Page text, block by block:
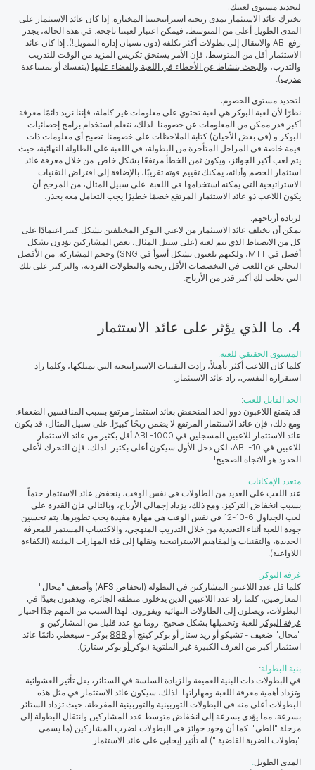
لتحديد مستوى لعبتك.
يخبرك عائد الاستثمار بمدى ربحية استراتيجيتنا المختارة. إذا كان عائد الاستثمار على
المدى الطويل أعلى من المتوسط، فيمكن اعتبار لعبتنا ناجحة. في هذه الحالة، يجدر
رفع ABI والانتقال إلى بطولات أكثر تكلفة (دون نسيان إدارة التمويل!). إذا كان عائد
الاستثمار أقل من المتوسط، فإن الأمر يستحق تكريس المزيد من الوقت للتدريب
والتدرب، والبحث بنشاط عن الأخطاء في اللعبة والقضاء عليها (بنفسك أو بمساعدة
مدرب).
لتحديد مستوى الخصوم.
نظرًا لأن لعبة البوكر هي لعبة تحتوي على معلومات غير كاملة، فإننا نريد دائمًا معرفة
أكبر قدر ممكن من المعلومات عن خصومنا. لذلك، نتعلم استخدام برامج إحصائيات
البوكر و (في بعض الأحيان) كتابة الملاحظات على خصومنا. تصبح أي معلومات ذات
قيمة خاصة في المراحل المتأخرة من البطولة، في اللعبة على الطاولة النهائية، حيث
يتم لعب أكبر الجوائز، ويكون ثمن الخطأ مرتفعًا بشكل خاص. من خلال معرفة عائد
استثمار الخصم وأدائه، يمكنك تقييم قوته تقريبًا، بالإضافة إلى افتراض التقنيات
الاستراتيجية التي يمكنه استخدامها في اللعبة. على سبيل المثال، من المرجح أن
يكون اللاعب ذو عائد الاستثمار المرتفع خصمًا خطيرًا يجب التعامل معه بحذر.
لزيادة أرباحهم.
يمكن أن يختلف عائد الاستثمار من لاعبي البوكر المختلفين بشكل كبير اعتمادًا على
كل من الانضباط الذي يتم لعبه (على سبيل المثال، بعض المشاركين يؤدون بشكل
أفضل في MTT، ولكنهم يلعبون بشكل أسوأ في SNG) وحجم المشاركة. من الأفضل
التخلي عن اللعب في التخصصات الأقل ربحية والبطولات الفردية، والتركيز على تلك
التي تجلب لك أكبر قدر من الأرباح.
4. ما الذي يؤثر على عائد الاستثمار
المستوى الحقيقي للعبة.
كلما كان اللاعب أكثر تأهيلاً، زادت التقنيات الاستراتيجية التي يمتلكها، وكلما زاد
استقراره النفسي، زاد عائد الاستثمار.
الحد القابل للعب:
قد يتمتع اللاعبون ذوو الحد المنخفض بعائد استثمار مرتفع بسبب المنافسين الضعفاء.
ومع ذلك، فإن عائد الاستثمار المرتفع لا يضمن ربحًا كبيرًا. على سبيل المثال، قد يكون
عائد الاستثمار للاعبين المسجلين في ABI -1000 أقل بكثير من عائد الاستثمار
للاعبين في ABI -10، لكن دخل الأول سيكون أعلى بكثير. لذلك، فإن التحرك لأعلى
الحدود هو الاتجاه الصحيح!
متعدد الإمكانات.
عند اللعب على العديد من الطاولات في نفس الوقت، ينخفض عائد الاستثمار حتماً
بسبب انخفاض التركيز. ومع ذلك، يزداد إجمالي الأرباح، وبالتالي فإن القدرة على
لعب الجداول 6-10-12 في نفس الوقت هي مهارة مفيدة يجب تطويرها. يتم تحسين
جودة اللعبة أثناء التعددية من خلال التدريب المنهجي، والاكتساب المستمر للمعرفة
الجديدة، والتقنيات والمفاهيم الاستراتيجية ونقلها إلى فئة المهارات المثبتة (الكفاءة
اللاواعية).
غرفة البوكر.
كلما قل عدد اللاعبين المشاركين في البطولة (انخفاض AFS) وأضعف "مجال"
المعارضين، كلما زاد عدد اللاعبين الذين يدخلون منطقة الجائزة، ويذهبون بعيدًا في
البطولات، ويصلون إلى الطاولات النهائية ويفوزون. لهذا السبب من المهم جدًا اختيار
غرفة البوكر للعبة وتحميلها بشكل صحيح. روما مع عدد قليل من المشاركين و
"مجال" ضعيف - تشيكو أو ريد ستار أو بوكر كينج أو 888 بوكر - سيعطي دائمًا عائد
استثمار أكبر من الغرف الكبيرة غير الملتوية (بوكر أو بوكر ستارز).
بنية البطولة:
في البطولات ذات البنية العميقة والزيادة السلسة في الستائر، يقل تأثير العشوائية
وتزداد أهمية معرفة اللعبة ومهاراتها. لذلك، سيكون عائد الاستثمار في مثل هذه
البطولات أعلى منه في البطولات التوربينية والتوربينية المفرطة، حيث تزداد الستائر
بسرعة، مما يؤدي بسرعة إلى انخفاض متوسط عدد المشاركين وانتقال البطولة إلى
مرحلة "الطي". كما أن وجود جوائز في البطولات لضرب المشاركين (ما يسمى
"بطولات الضربة القاضية ") له تأثير إيجابي على عائد الاستثمار.
المدى الطويل